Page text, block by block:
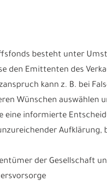
besteht unter
den Emittenten des
kann z. B. bei
Wünschen auswählen
eine informierte
der Gesellschaft